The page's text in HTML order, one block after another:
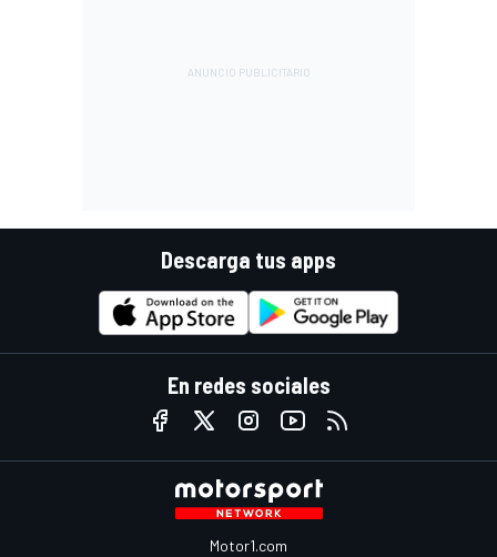
Descarga tus apps
En redes sociales
Motor1.com